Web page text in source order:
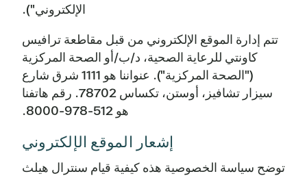
الإلكتروني").
تتم إدارة الموقع الإلكتروني من قبل مقاطعة ترافيس
كاونتي للرعاية الصحية، د/ب/أو الصحة المركزية
("الصحة المركزية"). عنواننا هو 1111 شرق شارع
سيزار تشافيز، أوستن، تكساس 78702. رقم هاتفنا
هو 512-978-8000.
إشعار الموقع الإلكتروني
توضح سياسة الخصوصية هذه كيفية قيام سنترال هيلث